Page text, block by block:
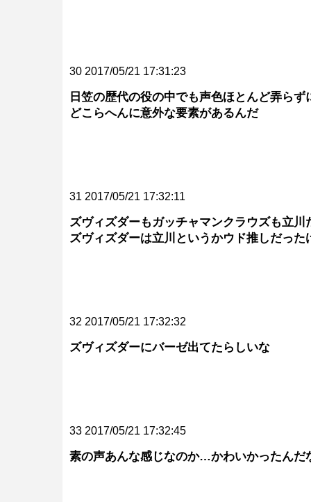
30 2017/05/21 17:31:23
日笠の歴代の役の中でも声色ほとんど弄ら
どこらへんに意外な要素があるんだ
31 2017/05/21 17:32:11
ズヴィズダーもガッチャマンクラウズも立川
ズヴィズダーは立川というかウド推しだった
32 2017/05/21 17:32:32
ズヴィズダーにバーゼ出てたらしいな
33 2017/05/21 17:32:45
素の声あんな感じなのか…かわいかったんだ